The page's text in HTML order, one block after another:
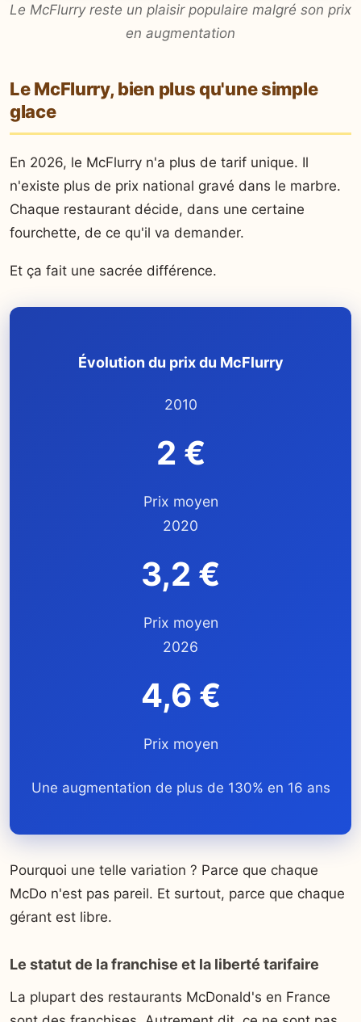
Le McFlurry reste un plaisir populaire malgré son prix
en augmentation
Le McFlurry, bien plus qu'une simple
glace
En 2026, le McFlurry n'a plus de tarif unique. Il
n'existe plus de prix national gravé dans le marbre.
Chaque restaurant décide, dans une certaine
fourchette, de ce qu'il va demander.
Et ça fait une sacrée différence.
Évolution du prix du McFlurry
2010
2 €
Prix moyen
2020
3,2 €
Prix moyen
2026
4,6 €
Prix moyen
Une augmentation de plus de 130% en 16 ans
Pourquoi une telle variation ? Parce que chaque
McDo n'est pas pareil. Et surtout, parce que chaque
gérant est libre.
Le statut de la franchise et la liberté tarifaire
La plupart des restaurants McDonald's en France